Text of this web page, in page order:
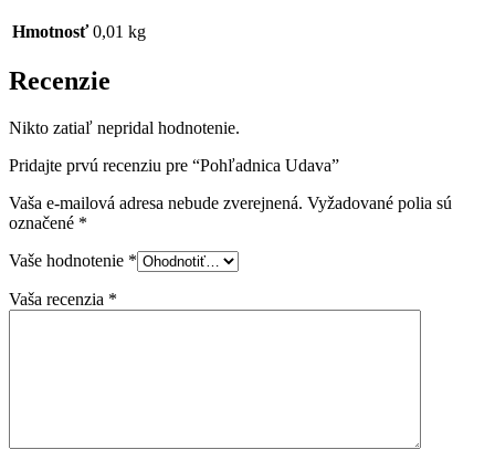
Hmotnosť 0,01 kg
Recenzie
Nikto zatiaľ nepridal hodnotenie.
Pridajte prvú recenziu pre “Pohľadnica Udava”
Vaša e-mailová adresa nebude zverejnená. Vyžadované polia sú
označené *
Vaše hodnotenie *
Vaša recenzia *